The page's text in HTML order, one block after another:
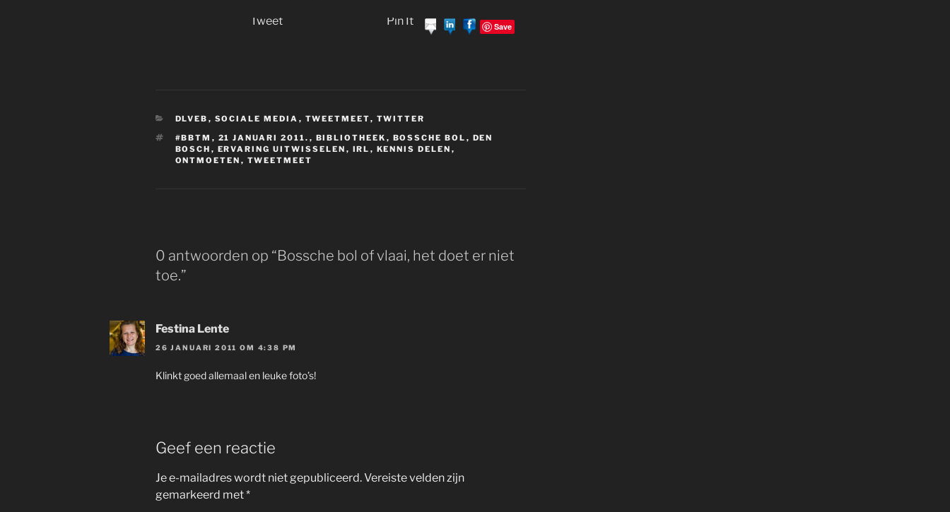
Tweet Pin It Save
CATEGORIEËN
DLVEB , SOCIALE MEDIA , TWEETMEET, TWITTER
TAGS
#BBTM , 21 JANUARI 2011. , BIBLIOTHEEK , BOSSCHE BOL , DEN
BOSCH , ERVARING UITWISSELEN , IRL , KENNIS DELEN ,
ONTMOETEN , TWEETMEET
0 antwoorden op “Bossche bol of vlaai, het doet er niet
toe.”
Festina Lente
26 JANUARI 2011 OM 4:38 PM
Klinkt goed allemaal en leuke foto’s!
Geef een reactie
Je e-mailadres wordt niet gepubliceerd.Vereiste velden zijn
gemarkeerd met*